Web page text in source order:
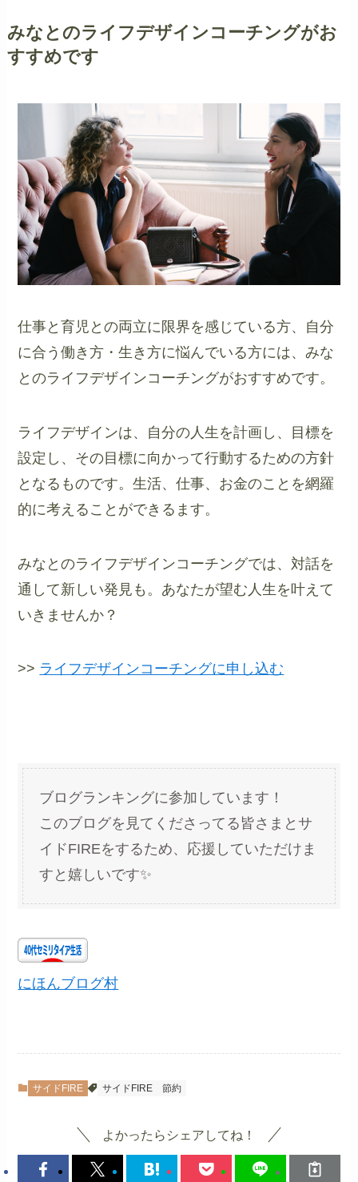
みなとのライフデザインコーチングがお
すすめです
仕事と育児との両立に限界を感じている方、自分
に合う働き方・生き方に悩んでいる方には、みな
とのライフデザインコーチングがおすすめです。
ライフデザインは、自分の人生を計画し、目標を
設定し、その目標に向かって行動するための方針
となるものです。生活、仕事、お金のことを網羅
的に考えることができるます。
みなとのライフデザインコーチングでは、対話を
通して新しい発見も。あなたが望む人生を叶えて
いきませんか？
>> ライフデザインコーチングに申し込む
ブログランキングに参加しています！
このブログを見てくださってる皆さまとサ
イドFIREをするため、応援していただけま
すと嬉しいです✨
にほんブログ村
サイドFIRE サイドFIRE 節約
よかったらシェアしてね！